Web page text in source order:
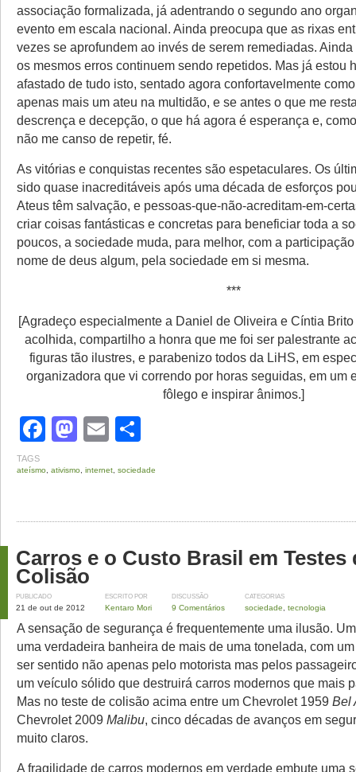
associação formalizada, já adentrando o segundo ano
evento em escala nacional. Ainda preocupa que as rixas
vezes se aprofundem ao invés de serem remediadas.
os mesmos erros continuem sendo repetidos. Mas já estou
afastado de tudo isto, sentado agora confortavelmente
apenas mais um ateu na multidão, e se antes o que me
descrença e decepção, o que há agora é esperança e,
não me canso de repetir, fé.
As vitórias e conquistas recentes são espetaculares. Os
sido quase inacreditáveis após uma década de esforços
Ateus têm salvação, e pessoas-que-não-acreditam-em-
criar coisas fantásticas e concretas para beneficiar toda a
poucos, a sociedade muda, para melhor, com a
nome de deus algum, pela sociedade em si mesma.
***
[Agradeço especialmente a Daniel de Oliveira e Cíntia
acolhida, compartilho a honra que me foi ser palestrante
figuras tão ilustres, e parabenizo todos da LiHS, em
organizadora que vi correndo por horas seguidas, em um
fôlego e inspirar ânimos.]
Facebook
Mastodon
Email
TAGS
ateísmo ativismo internet sociedade
Carros e o Custo Brasil em Testes
Colisão
PUBLICADO
21 de out de 2012
ESCRITO POR
Kentaro Mori
DISCUSSÃO
9 Comentários
CATEGORIAS
sociedade tecnologia
A sensação de segurança é frequentemente uma ilusão.
uma verdadeira banheira de mais de uma tonelada, com
ser sentido não apenas pelo motorista mas pelos
um veículo sólido que destruirá carros modernos que mais
Mas no teste de colisão acima entre um Chevrolet 1959 Bel
Chevrolet 2009 Malibu, cinco décadas de avanços em
muito claros.
A fragilidade de carros modernos em verdade embute uma